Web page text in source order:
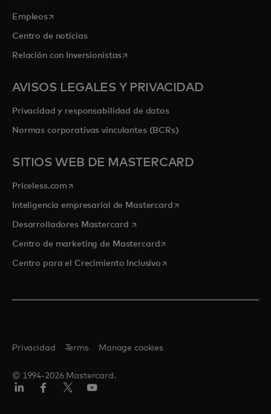
Empleosse abre en una pestaña nueva
Centro de noticias
Relación con Inversionistasse abre en una pestaña nueva
AVISOS LEGALES Y PRIVACIDAD
Privacidad y responsabilidad de datos
Normas corporativas vinculantes (BCRs)
SITIOS WEB DE MASTERCARD
Priceless.com se abre en una pestaña nueva
Inteligencia empresarial de Mastercardse abre en una pestaña
Desarrolladores Mastercard se abre en una pestaña nueva
Centro de marketing de Mastercardse abre en una pestaña
Centro para el Crecimiento Inclusivose abre en una pestaña
© 1994-2026 Mastercard.
Privacidad Terms Manage cookies